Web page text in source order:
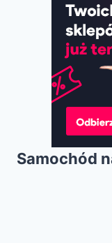
Samochód